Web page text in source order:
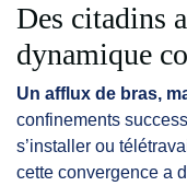
Des citadins
dynamique
Un afflux de bras,
confinements
s’installer ou
cette convergence a